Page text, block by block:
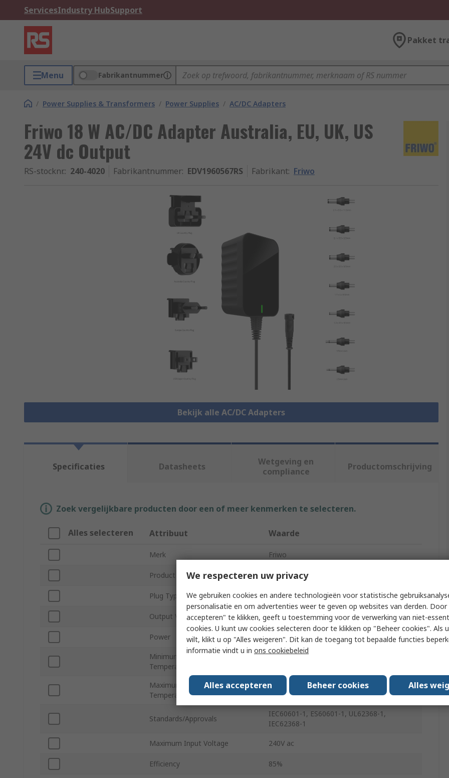
ServicesIndustry HubSupport
Pakket
Menu Fabrikantnummer
/ Power Supplies & Transformers / Power Supplies / AC/DC Adapters
Friwo 18 W AC/DC Adapter Australia, EU, UK, US
24V dc Output
RS-stocknr.: 240-4020 Fabrikantnummer: EDV1960567RS Fabrikant: Friwo
Bekijk alle AC/DC Adapters
Specificaties Datasheets
Wetgeving en
compliance
Productomschrijving
Zoek vergelijkbare producten door een of meer kenmerken te selecteren.
Alles selecteren Attribuut Waarde
Merk Friwo
Product Type AC/DC Adapter
Plug Type Australia, EU, UK, US
Output Voltage 24V dc
Power 18W
Minimum Operating
Temperature
Maximum Operating
Temperature
50°C
Standards/Approvals
IEC60601-1, ES60601-1, UL62368-1,
IEC62368-1
Maximum Input Voltage 240V ac
Efficiency 85%
We respecteren uw privacy
We gebruiken cookies en andere technologieën voor statistische
personalisatie en om advertenties weer te geven op websites van derden. Door
accepteren" te klikken, geeft u toestemming voor de verwerking van niet-
cookies. U kunt uw cookies selecteren door te klikken op "Beheer cookies". Als
wilt, klikt u op "Alles weigeren". Dit kan de toegang tot bepaalde functies
informatie vindt u in ons cookiebeleid
Alles accepteren Beheer cookies Alles